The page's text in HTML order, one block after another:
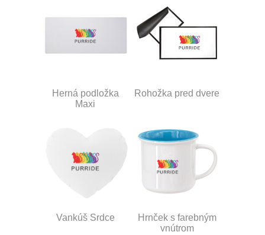
Herná podložka
Maxi
Rohožka pred dvere
Vankúš Srdce
Hrnček s farebným
vnútrom